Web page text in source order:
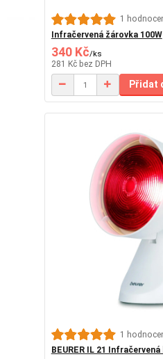
1
Infračervená žárovka 100W
340 Kč/ks
281 Kč bez DPH
Přidat
1
BEURER IL 21 Infračervená